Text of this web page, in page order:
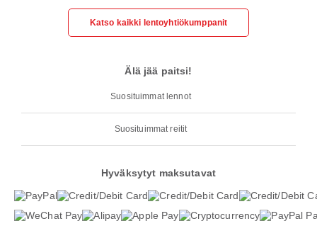
Katso kaikki lentoyhtiökumppanit
Älä jää paitsi!
Suosituimmat lennot
Suosituimmat reitit
Hyväksytyt maksutavat